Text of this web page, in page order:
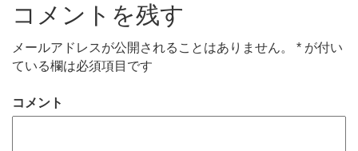
コメントを残す
メールアドレスが公開されることはありません。 * が付い
ている欄は必須項目です
コメント